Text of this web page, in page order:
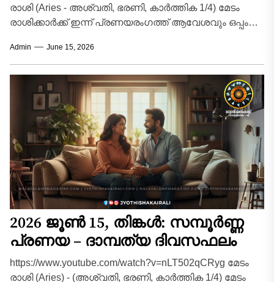
രാശി (Aries - അശ്വതി, ഭരണി, കാർത്തിക 1/4) മേടം
രാശിക്കാർക്ക് ഇന്ന് പ്രണയരംഗത്ത് ആവേശവും ഒപ്പം
രാശിനാഥനായ...
Admin June 15, 2026
2026 ജൂൺ 15, തിങ്കൾ: സമ്പൂർണ്ണ
പ്രണയ – ദാമ്പത്യ ദിവസഫലം
https://www.youtube.com/watch?v=nLT502qCRyg മേടം
രാശി (Aries) - (അശ്വതി, ഭരണി, കാർത്തിക 1/4) മേടം